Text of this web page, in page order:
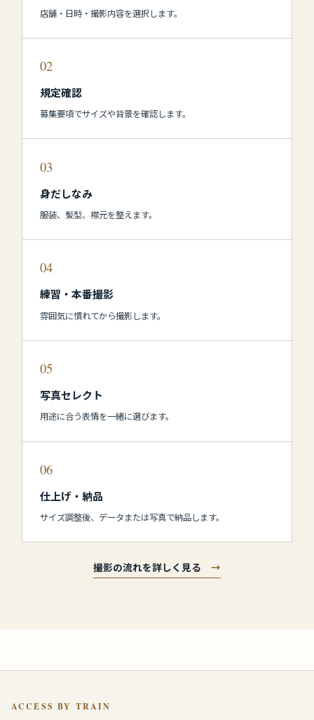
店舗・日時・撮影内容を選択します。
02
規定確認
募集要項でサイズや背景を確認します。
03
身だしなみ
服装、髪型、襟元を整えます。
04
練習・本番撮影
雰囲気に慣れてから撮影します。
05
写真セレクト
用途に合う表情を一緒に選びます。
06
仕上げ・納品
サイズ調整後、データまたは写真で納品します。
撮影の流れを詳しく見る →
ACCESS BY TRAIN